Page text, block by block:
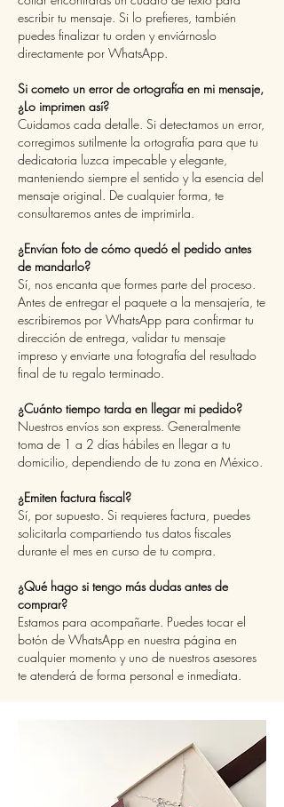
escribir tu mensaje. Si lo prefieres, también
puedes finalizar tu orden y enviárnoslo
directamente por WhatsApp.
Si cometo un error de ortografía en mi mensaje,
¿Lo imprimen así?
Cuidamos cada detalle. Si detectamos un error,
corregimos sutilmente la ortografía para que tu
dedicatoria luzca impecable y elegante,
manteniendo siempre el sentido y la esencia del
mensaje original. De cualquier forma, te
consultaremos antes de imprimirla.
¿Envían foto de cómo quedó el pedido antes
de mandarlo?
Sí, nos encanta que formes parte del proceso.
Antes de entregar el paquete a la mensajería, te
escribiremos por WhatsApp para confirmar tu
dirección de entrega, validar tu mensaje
impreso y enviarte una fotografía del resultado
final de tu regalo terminado.
¿Cuánto tiempo tarda en llegar mi pedido?
Nuestros envíos son express. Generalmente
toma de 1 a 2 días hábiles en llegar a tu
domicilio, dependiendo de tu zona en México.
¿Emiten factura fiscal?
Sí, por supuesto. Si requieres factura, puedes
solicitarla compartiendo tus datos fiscales
durante el mes en curso de tu compra.
¿Qué hago si tengo más dudas antes de
comprar?
Estamos para acompañarte. Puedes tocar el
botón de WhatsApp en nuestra página en
cualquier momento y uno de nuestros asesores
te atenderá de forma personal e inmediata.